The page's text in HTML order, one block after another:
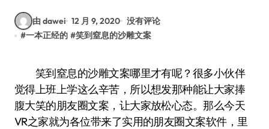
由 dawei 12 月 9, 2020 没有评论
#一本正经的 #笑到窒息的沙雕文案
笑到窒息的沙雕文案哪里才有呢？很多小伙伴
觉得上班上学这么辛苦，所以想发那种能让大家捧
腹大笑的朋友圈文案，让大家放松心态。那么今天
VR之家就为各位带来了实用的朋友圈文案软件，里